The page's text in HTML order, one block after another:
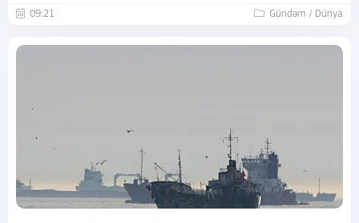
09:21 Gündəm / Dünya